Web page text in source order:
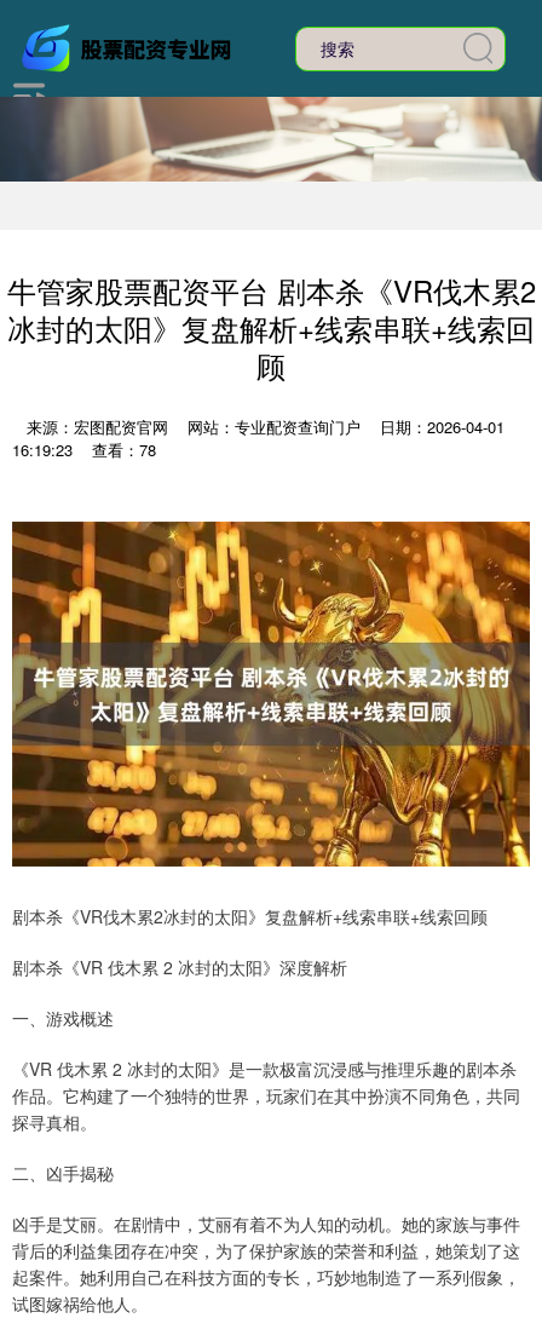
牛管家股票配资平台 剧本杀《VR伐木累2
冰封的太阳》复盘解析+线索串联+线索回
顾
来源：宏图配资官网 网站：专业配资查询门户
日期：2026-04-01
16:19:23
查看：78
剧本杀《VR伐木累2冰封的太阳》复盘解析+线索串联+线索回顾
剧本杀《VR 伐木累 2 冰封的太阳》深度解析
一、游戏概述
《VR 伐木累 2 冰封的太阳》是一款极富沉浸感与推理乐趣的剧本杀
作品。它构建了一个独特的世界，玩家们在其中扮演不同角色，共同
探寻真相。
二、凶手揭秘
凶手是艾丽。在剧情中，艾丽有着不为人知的动机。她的家族与事件
背后的利益集团存在冲突，为了保护家族的荣誉和利益，她策划了这
起案件。她利用自己在科技方面的专长，巧妙地制造了一系列假象，
试图嫁祸给他人。